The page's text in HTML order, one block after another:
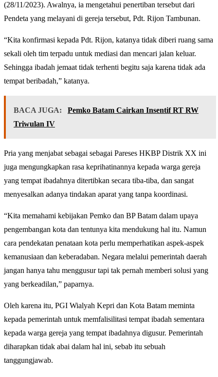
(28/11/2023). Awalnya, ia mengetahui penertiban tersebut dari
Pendeta yang melayani di gereja tersebut, Pdt. Rijon Tambunan.
“Kita konfirmasi kepada Pdt. Rijon, katanya tidak diberi ruang sama
sekali oleh tim terpadu untuk mediasi dan mencari jalan keluar.
Sehingga ibadah jemaat tidak terhenti begitu saja karena tidak ada
tempat beribadah,” katanya.
BACA JUGA:
Pemko Batam Cairkan Insentif RT RW
Triwulan IV
Pria yang menjabat sebagai sebagai Pareses HKBP Distrik XX ini
juga mengungkapkan rasa keprihatinannya kepada warga gereja
yang tempat ibadahnya ditertibkan secara tiba-tiba, dan sangat
menyesalkan adanya tindakan aparat yang tanpa koordinasi.
“Kita memahami kebijakan Pemko dan BP Batam dalam upaya
pengembangan kota dan tentunya kita mendukung hal itu. Namun
cara pendekatan penataan kota perlu memperhatikan aspek-aspek
kemanusiaan dan keberadaban. Negara melalui pemerintah daerah
jangan hanya tahu menggusur tapi tak pernah memberi solusi yang
yang berkeadilan,” paparnya.
Oleh karena itu, PGI Wialyah Kepri dan Kota Batam meminta
kepada pemerintah untuk memfalisilitasi tempat ibadah sementara
kepada warga gereja yang tempat ibadahnya digusur. Pemerintah
diharapkan tidak abai dalam hal ini, sebab itu sebuah
tanggungjawab.